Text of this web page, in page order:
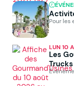
Pour les
LUN 10
Les